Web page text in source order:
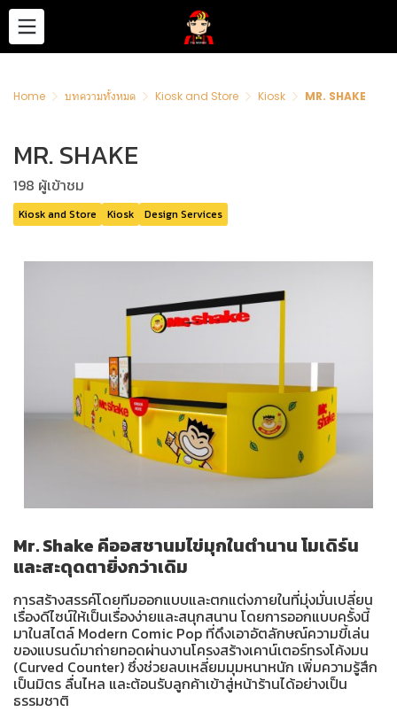
Home บทความทั้งหมด Kiosk and Store Kiosk MR. SHAKE
MR. SHAKE
198 ผู้เข้าชม
Kiosk and Store Kiosk Design Services
Mr. Shake คีออสชานมไข่มุกในตำนาน โมเดิร์น
และสะดุดตายิ่งกว่าเดิม
การสร้างสรรค์โดยทีมออกแบบและตกแต่งภายในที่มุ่งมั่นเปลี่ยน
เรื่องดีไซน์ให้เป็นเรื่องง่ายและสนุกสนาน โดยการออกแบบครั้งนี้
มาในสไตล์ Modern Comic Pop ที่ดึงเอาอัตลักษณ์ความขี้เล่น
ของแบรนด์มาถ่ายทอดผ่านงานโครงสร้างเคาน์เตอร์ทรงโค้งมน
(Curved Counter) ซึ่งช่วยลบเหลี่ยมมุมหนาหนัก เพิ่มความรู้สึก
เป็นมิตร ลื่นไหล และต้อนรับลูกค้าเข้าสู่หน้าร้านได้อย่างเป็น
ธรรมชาติ